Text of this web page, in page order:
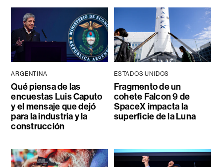
ARGENTINA
Qué piensa de las
encuestas Luis Caputo
y el mensaje que dejó
para la industria y la
construcción
ESTADOS UNIDOS
Fragmento de un
cohete Falcon 9 de
SpaceX impacta la
superficie de la Luna